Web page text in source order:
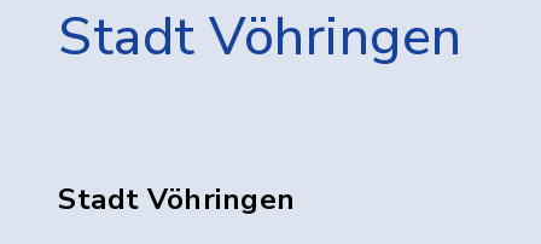
Stadt Vöhringen
Stadt Vöhringen